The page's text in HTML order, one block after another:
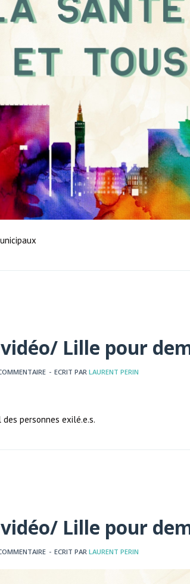
Lille pour
- ECRIT PAR LAURENT PERIN
des personnes exilé.e.s.
Lille pour
- ECRIT PAR LAURENT PERIN